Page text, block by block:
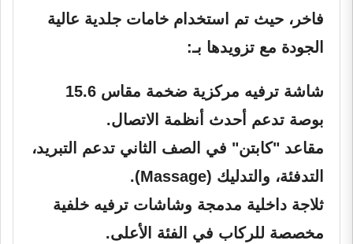
فاخر، حيث تم استخدام خامات جلدية عالية
الجودة مع تزويدها بـ:
شاشة ترفيه مركزية ضخمة مقاس 15.6
بوصة تدعم أحدث أنظمة الاتصال.
مقاعد "كابتن" في الصف الثاني تدعم التبريد،
التدفئة، والتدليك (Massage).
ثلاجة داخلية مدمجة وشاشات ترفيه خلفية
مخصصة للركاب في الفئة الأعلى.